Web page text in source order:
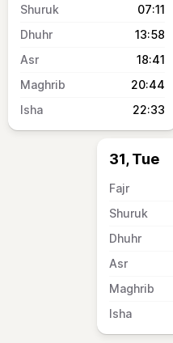
07:11
13:58
18:41
20:44
22:33
31, Tue